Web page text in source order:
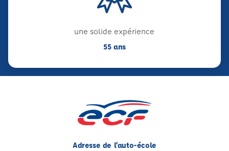
une solide expérience
55 ans
Adresse de l'auto-école